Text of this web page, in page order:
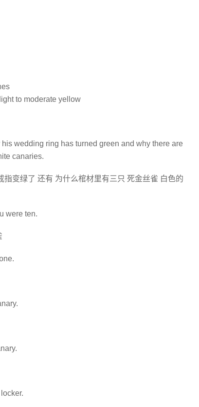
to moderate yellow
wedding ring has turned green and why there are
canaries.
变绿了 还有 为什么棺材里有三只 死金丝雀 白色的
were ten.